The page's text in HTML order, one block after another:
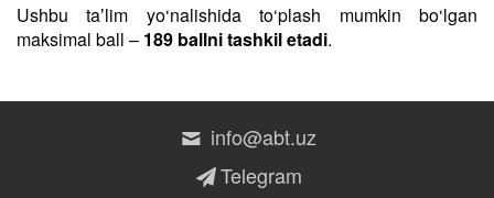
Ushbu taʼlim yo‘nalishida to‘plash mumkin bo‘lgan
maksimal ball – 189 ballni tashkil etadi.
info@abt.uz
Telegram